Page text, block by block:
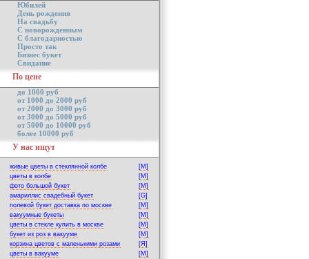
Юбилей
День рождения
На свадьбу
С новорожденным
С благодарностью
Просто так
Бизнес букет
Свидание
По цене
до 1000 руб
от 1000 до 2000 руб
от 2000 до 3000 руб
от 3000 до 5000 руб
от 5000 до 10000 руб
более 10000 руб
У нас ищут
живые цветы в стеклянной колбе
[M]
цветы в колбе
[M]
фото большой букет
[M]
амариллис свадебный букет
[G]
полевой букет доставка по москве
[M]
вакуумные букеты
[M]
цветы в стекле купить в москве
[M]
букет из роз в вакууме
[M]
корзина цветов с маленькими розами
[Я]
цветы в вакууме
[M]